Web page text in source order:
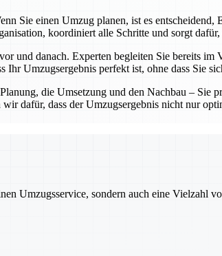
Sie einen Umzug planen, ist es
koordiniert alle Schritte und sorgt
und danach. Experten begleiten Sie bereits
Umzugsergebnis perfekt ist, ohne dass Sie
die Umsetzung und den Nachbau – Sie
dafür, dass der Umzugsergebnis nicht nur
Umzugsservice, sondern auch eine Vielzahl